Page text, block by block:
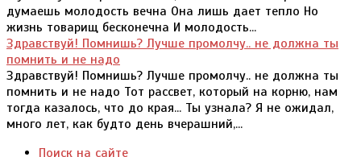
думаешь молодость вечна Она лишь дает тепло Но
жизнь товарищ бесконечна И молодость...
Здравствуй! Помнишь? Лучше промолчу.. не должна ты
помнить и не надо
Здравствуй! Помнишь? Лучше промолчу.. не должна ты
помнить и не надо Тот рассвет, который на корню, нам
тогда казалось, что до края... Ты узнала? Я не ожидал,
много лет, как будто день вчерашний,...
Поиск на сайте